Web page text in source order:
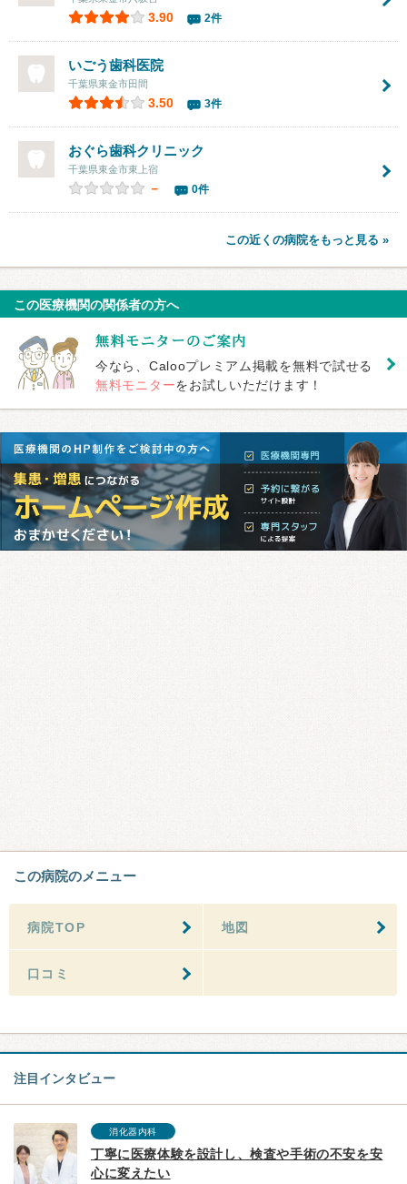
3.90 2件
いごう歯科医院
千葉県東金市田間
3.50 3件
おぐら歯科クリニック
千葉県東金市東上宿
－ 0件
この近くの病院をもっと見る »
この医療機関の関係者の方へ
今なら、Calooプレミアム掲載を無料で試せる
無料モニターをお試しいただけます！
この病院のメニュー
病院TOP 地図
口コミ
注目インタビュー
消化器内科
丁寧に医療体験を設計し、検査や手術の不安を安
心に変えたい